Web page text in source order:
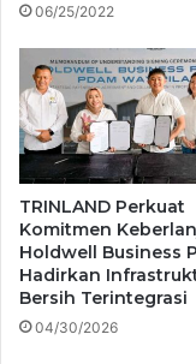
06/25/2022
TRINLAND Perkuat
Komitmen
Holdwell Business
Hadirkan
Bersih Terintegrasi
04/30/2026